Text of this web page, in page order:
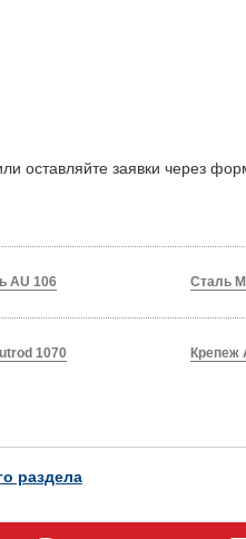
оставляйте заявки через
AU 106 Сталь
1070 Крепеж
раздела